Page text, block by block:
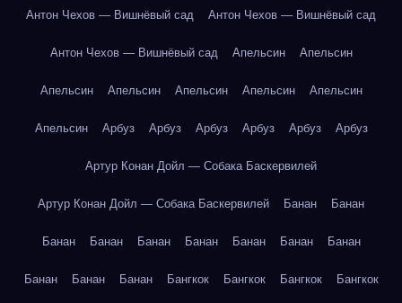
Антон Чехов — Вишнёвый сад Антон Чехов — Вишнёвый сад
Антон Чехов — Вишнёвый сад Апельсин Апельсин
Апельсин Апельсин Апельсин Апельсин Апельсин
Апельсин Арбуз Арбуз Арбуз Арбуз Арбуз Арбуз
Артур Конан Дойл — Собака Баскервилей
Артур Конан Дойл — Собака Баскервилей Банан Банан
Банан Банан Банан Банан Банан Банан Банан
Банан Банан Банан Бангкок Бангкок Бангкок Бангкок